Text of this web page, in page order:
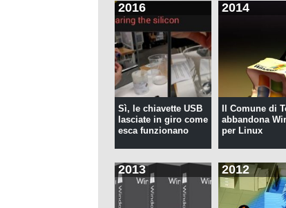
2016
Sì, le chiavette USB
lasciate in giro come
esca funzionano
2014
Il Comune di
abbandona
per Linux
2013 2012